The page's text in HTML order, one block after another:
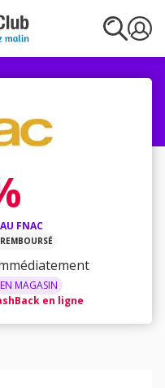
FNAC
EN MAGASIN
en ligne